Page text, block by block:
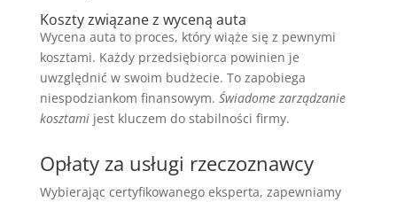
Koszty związane z wyceną auta
Wycena auta to proces, który wiąże się z pewnymi
kosztami. Każdy przedsiębiorca powinien je
uwzględnić w swoim budżecie. To zapobiega
niespodziankom finansowym. Świadome zarządzanie
kosztamijest kluczem do stabilności firmy.
Opłaty za usługi rzeczoznawcy
Wybierając certyfikowanego eksperta, zapewniamy